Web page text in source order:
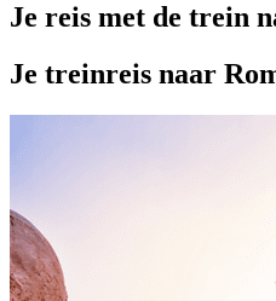
Je reis met de trein
Je treinreis naar